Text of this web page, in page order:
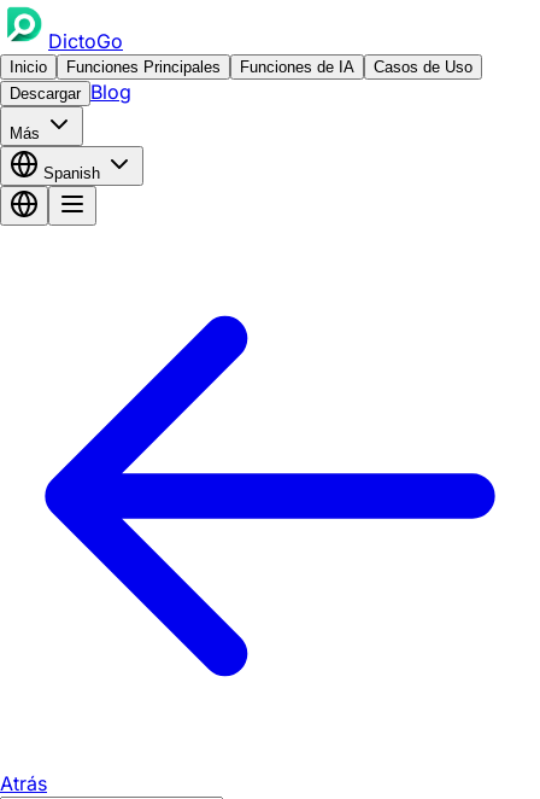
DictoGo
Inicio Funciones Principales Funciones de IA
Casos de Uso
Descargar Blog
Más
Spanish
Atrás